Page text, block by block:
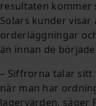
resultaten kommer
Solars kunder
orderläggningar
än innan de
– Siffrorna talar
när man har
lagervärden, säger